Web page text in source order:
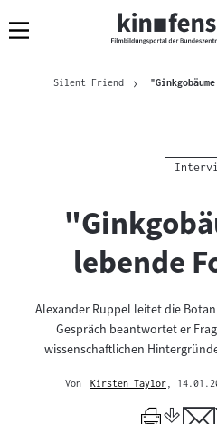
Navigation
zum
zur
Brotkrümelnavigation
Silent Friend
lebende
Alexander Ruppel leitet die
Gespräch beantwortet er
wissenschaftlichen
Von
Kirsten Taylor
Author
,